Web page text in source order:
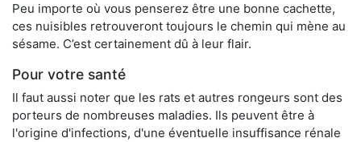
Peu importe où vous penserez être une bonne cachette,
ces nuisibles retrouveront toujours le chemin qui mène au
sésame. C’est certainement dû à leur flair.
Pour votre santé
Il faut aussi noter que les rats et autres rongeurs sont des
porteurs de nombreuses maladies. Ils peuvent être à
l'origine d'infections, d'une éventuelle insuffisance rénale